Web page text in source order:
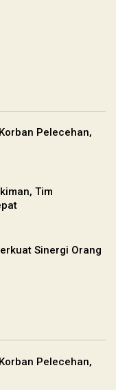
Pelecehan,
Tim
Sinergi Orang
Pelecehan,